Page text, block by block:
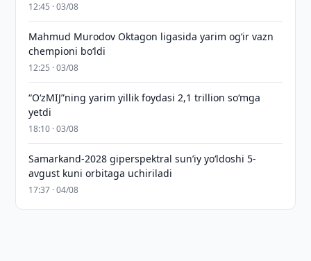
12:45 · 03/08
Mahmud Murodov Oktagon ligasida yarim og‘ir vazn
chempioni bo‘ldi
12:25 · 03/08
“O‘zMIJ”ning yarim yillik foydasi 2,1 trillion so‘mga
yetdi
18:10 · 03/08
Samarkand-2028 giperspektral sun’iy yo‘ldoshi 5-
avgust kuni orbitaga uchiriladi
17:37 · 04/08